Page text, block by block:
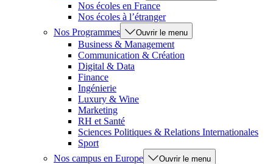
Nos écoles en France
Nos écoles à l’étranger
Nos Programmes
Ouvrir le menu
Business & Management
Communication & Création
Digital & Data
Finance
Ingénierie
Luxury & Wine
Marketing
RH et Santé
Sciences Politiques & Relations Internationales
Sport
Nos campus en Europe
Ouvrir le menu